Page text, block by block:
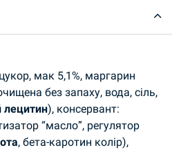
мак 5,1%, маргарин
без запаху, вода, сіль,
лецитин), консервант:
“масло”, регулятор
, бета-каротин колір),